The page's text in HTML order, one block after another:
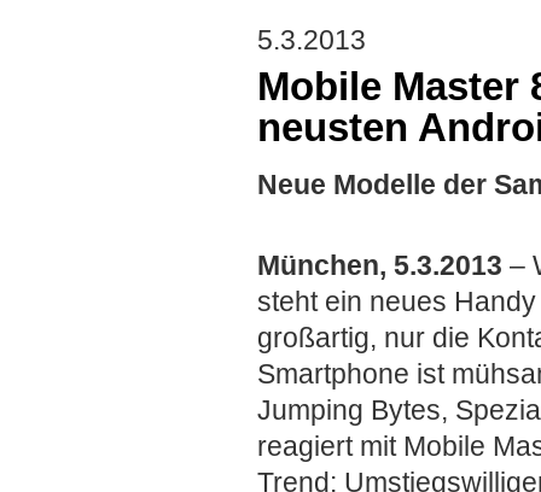
5.3.2013
Mobile Master
neusten
Neue Modelle der
München, 5.3.2013 –
steht ein neues
großartig, nur die
Smartphone ist
Jumping Bytes,
reagiert mit Mobile
Trend: